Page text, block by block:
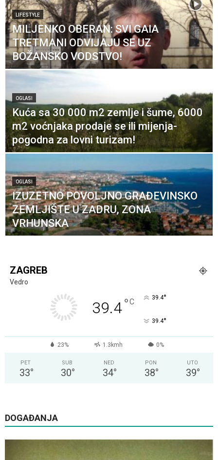
LIFESTYLE
MILJENKO OBERAN: SVI GAIA
TRETMANI ODVIJAJU SE UZ
BOŽANSKO VODSTVO!
OGLASI
Kuća sa 30 000 m2 zemlje i šume, 6000
m2 voćnjaka prodaje se ili mijenja-
pogodna za lovni turizam!
OGLASI
IZUZETNO POVOLJNO GRAĐEVINSKO
ZEMLJIŠTE U ZADRU, ZONA
VRHUNSKA
ZAGREB
Vedro
39.4°C 39.4°
39.4°
23% 1.3kmh 0%
PET
33°
SUB
30°
NED
34°
PON
38°
UTO
39°
DOGAĐANJA